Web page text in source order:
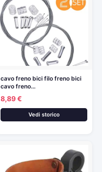
cavo freno bici filo freno bici
cavo freno…
8,89 €
Vedi storico